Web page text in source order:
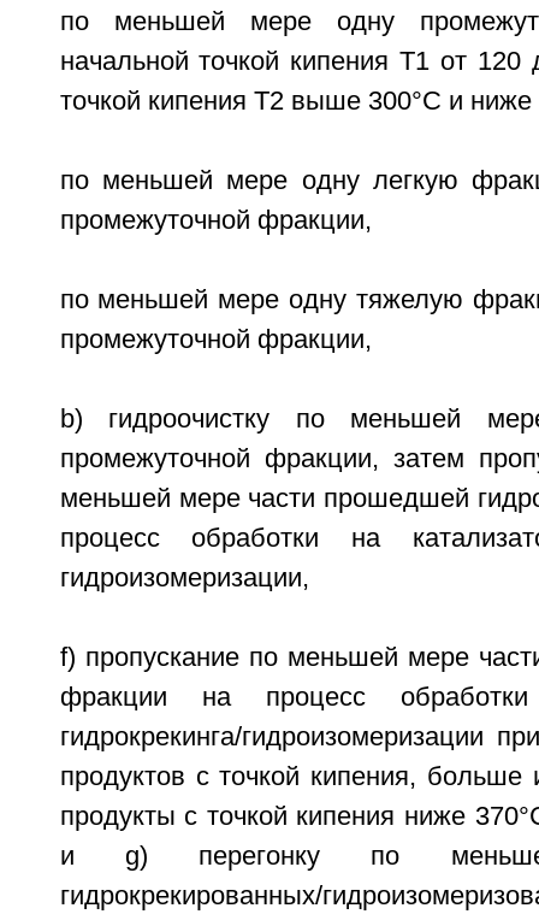
по меньшей мере одну
начальной точкой кипения Т1 от 120
точкой кипения Т2 выше 300°С и ниже
по меньшей мере одну легкую
промежуточной фракции,
по меньшей мере одну тяжелую
промежуточной фракции,
b) гидроочистку по меньшей
промежуточной фракции, затем
меньшей мере части прошедшей
процесс обработки на
гидроизомеризации,
f) пропускание по меньшей мере
фракции на процесс обработки
гидрокрекинга/гидроизомеризации
продуктов с точкой кипения,
продукты с точкой кипения ниже
и g) перегонку по
гидрокрекированных/